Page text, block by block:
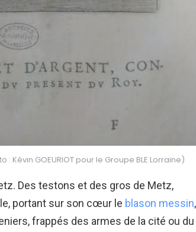
GOEURIOT pour le Groupe BLE Lorraine)
Des testons et des gros de Metz,
portant sur son cœur le blason messin,
frappés des armes de la cité ou du